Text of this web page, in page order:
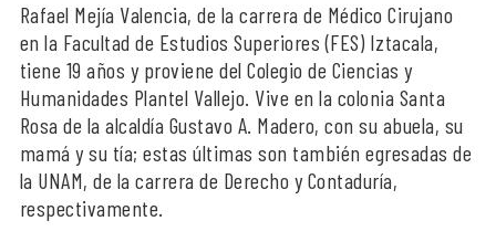
Rafael Mejía Valencia, de la carrera de Médico Cirujano
en la Facultad de Estudios Superiores (FES) Iztacala,
tiene 19 años y proviene del Colegio de Ciencias y
Humanidades Plantel Vallejo. Vive en la colonia Santa
Rosa de la alcaldía Gustavo A. Madero, con su abuela, su
mamá y su tía; estas últimas son también egresadas de
la UNAM, de la carrera de Derecho y Contaduría,
respectivamente.